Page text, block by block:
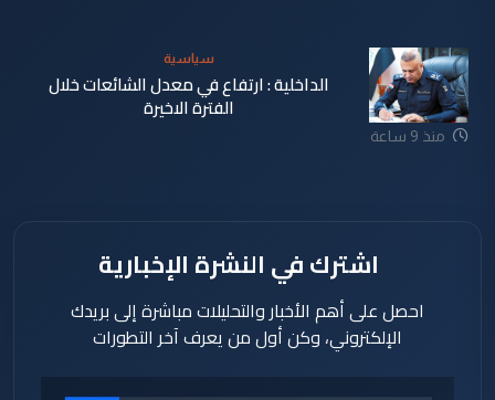
منذ 9 ساعة
سياسية
الداخلية : ارتفاع في معدل الشائعات خلال
الفترة الاخيرة
اشترك في النشرة الإخبارية
احصل على أهم الأخبار والتحليلات مباشرة إلى بريدك
الإلكتروني، وكن أول من يعرف آخر التطورات